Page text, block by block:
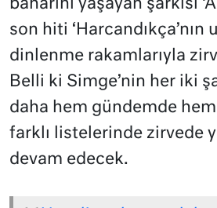
baharını yaşayan şarkısı
son hiti ‘Harcandıkça’nın
dinlenme rakamlarıyla
Belli ki Simge’nin her iki
daha hem gündemde hem
farklı listelerinde zirvede
devam edecek.